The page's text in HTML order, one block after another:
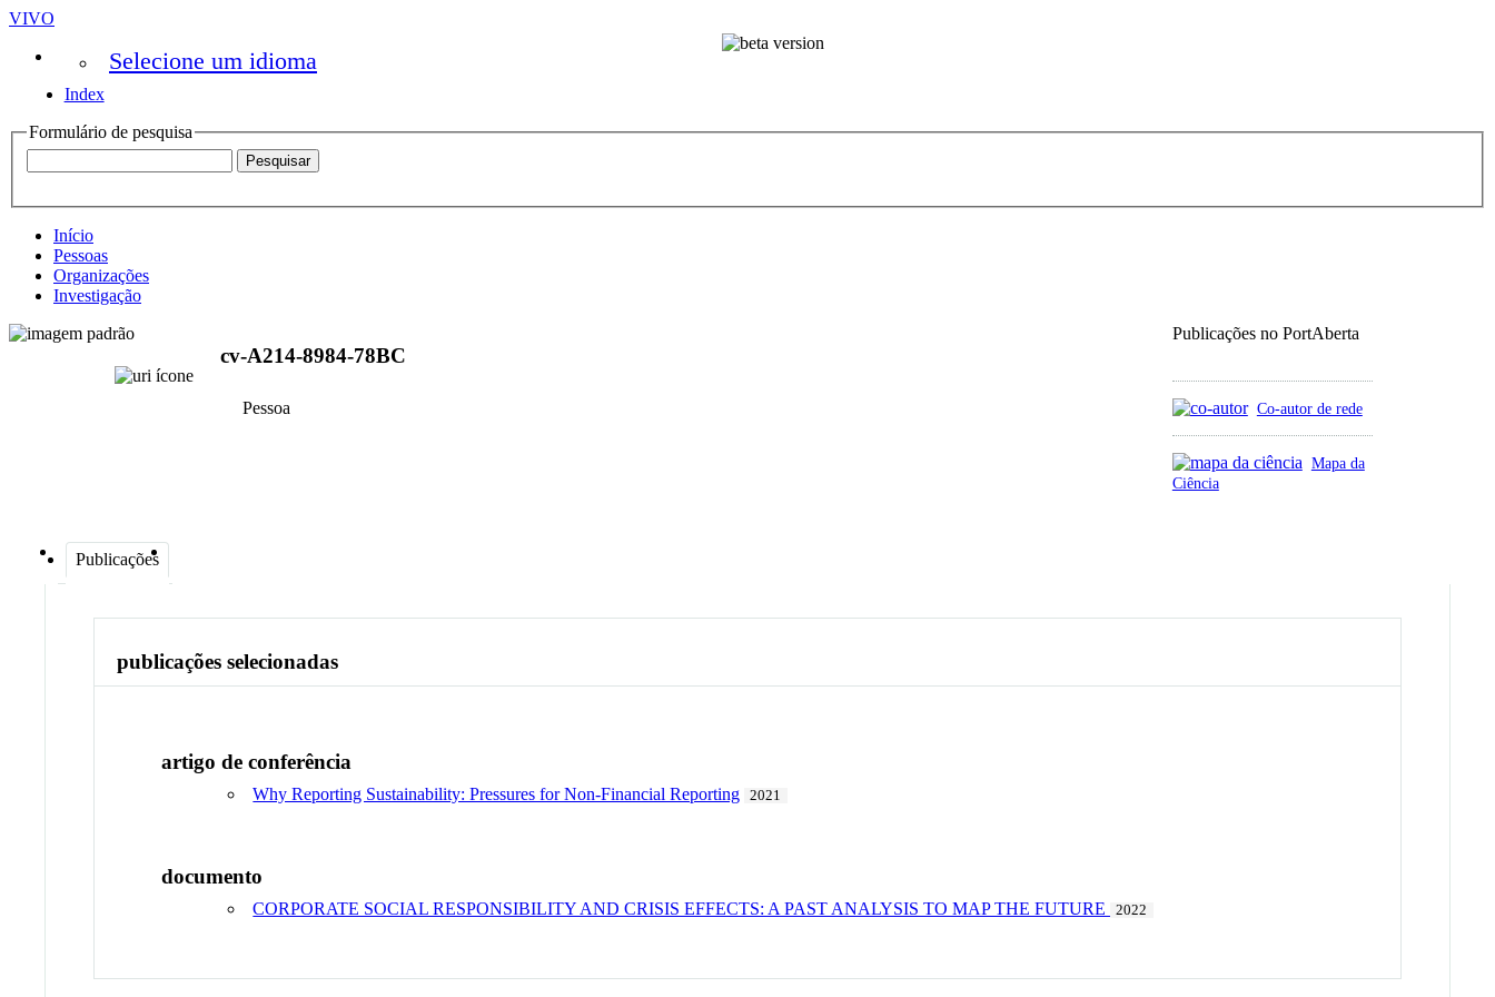
VIVO
Selecione um idioma
Index
Formulário de pesquisa
Início
Pessoas
Organizações
Investigação
Publicações no PortAberta
Co-autor de rede
Mapa da
Ciência
cv-A214-8984-78BC
Pessoa
Publicações
publicações selecionadas
artigo de conferência
Why Reporting Sustainability: Pressures for Non-Financial Reporting 2021
documento
CORPORATE SOCIAL RESPONSIBILITY AND CRISIS EFFECTS: A PAST ANALYSIS TO MAP THE FUTURE 2022